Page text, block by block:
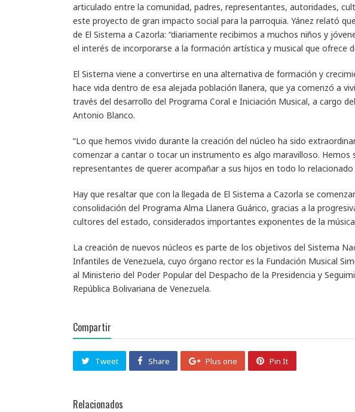
articulado entre la comunidad, padres, representantes, autoridades,
este proyecto de gran impacto social para la parroquia. Yánez relató
de El Sistema a Cazorla: “diariamente recibimos a muchos niños y
el interés de incorporarse a la formación artística y musical que ofrece
El Sistema viene a convertirse en una alternativa de formación y
hace vida dentro de esa alejada población llanera, que ya comenzó a
través del desarrollo del Programa Coral e Iniciación Musical, a cargo
Antonio Blanco.
“Lo que hemos vivido durante la creación del núcleo ha sido
comenzar a cantar o tocar un instrumento es algo maravilloso. Hemos
representantes de querer acompañar a sus hijos en todo lo relacionado
Hay que resaltar que con la llegada de El Sistema a Cazorla se
consolidación del Programa Alma Llanera Guárico, gracias a la
cultores del estado, considerados importantes exponentes de la
La creación de nuevos núcleos es parte de los objetivos del Sistema
Infantiles de Venezuela, cuyo órgano rector es la Fundación Musical
al Ministerio del Poder Popular del Despacho de la Presidencia y
República Bolivariana de Venezuela.
Compartir
Tweet Share Plus one Pin It
Relacionados